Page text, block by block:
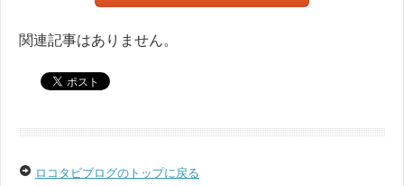
関連記事はありません。
ロコタビブログのトップに戻る